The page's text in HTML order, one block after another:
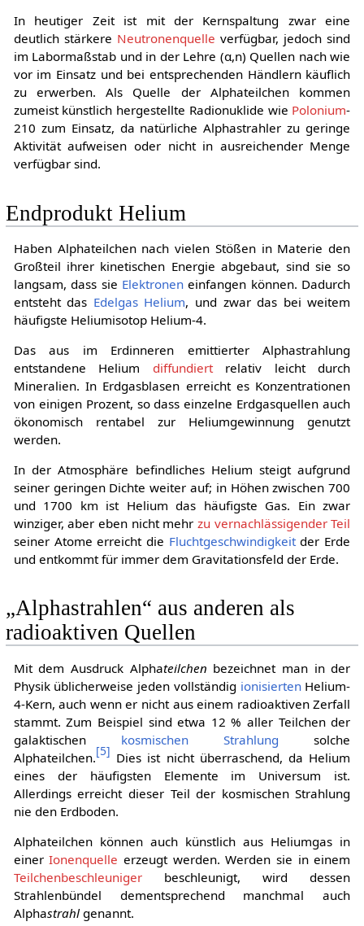
In heutiger Zeit ist mit der Kernspaltung zwar eine
deutlich stärkere Neutronenquelle verfügbar, jedoch sind
im Labormaßstab und in der Lehre (α,n) Quellen nach wie
vor im Einsatz und bei entsprechenden Händlern käuflich
zu erwerben. Als Quelle der Alphateilchen kommen
zumeist künstlich hergestellte Radionuklide wie Polonium-
210 zum Einsatz, da natürliche Alphastrahler zu geringe
Aktivität aufweisen oder nicht in ausreichender Menge
verfügbar sind.
Endprodukt Helium
Haben Alphateilchen nach vielen Stößen in Materie den
Großteil ihrer kinetischen Energie abgebaut, sind sie so
langsam, dass sie Elektronen einfangen können. Dadurch
entsteht das Edelgas Helium, und zwar das bei weitem
häufigste Heliumisotop Helium-4.
Das aus im Erdinneren emittierter Alphastrahlung
entstandene Helium diffundiertrelativ leicht durch
Mineralien. In Erdgasblasen erreicht es Konzentrationen
von einigen Prozent, so dass einzelne Erdgasquellen auch
ökonomisch rentabel zur Heliumgewinnung genutzt
werden.
In der Atmosphäre befindliches Helium steigt aufgrund
seiner geringen Dichte weiter auf; in Höhen zwischen 700
und 1700 km ist Helium das häufigste Gas. Ein zwar
winziger, aber eben nicht mehr zu vernachlässigender Teil
seiner Atome erreicht die Fluchtgeschwindigkeitder Erde
und entkommt für immer dem Gravitationsfeld der Erde.
„Alphastrahlen“ aus anderen als
radioaktiven Quellen
Mit dem Ausdruck Alphateilchen bezeichnet man in der
Physik üblicherweise jeden vollständig ionisiertenHelium-
4-Kern, auch wenn er nicht aus einem radioaktiven Zerfall
stammt. Zum Beispiel sind etwa 12 % aller Teilchen der
galaktischen kosmischen Strahlung solche
Alphateilchen.[5] Dies ist nicht überraschend, da Helium
eines der häufigsten Elemente im Universum ist.
Allerdings erreicht dieser Teil der kosmischen Strahlung
nie den Erdboden.
Alphateilchen können auch künstlich aus Heliumgas in
einerIonenquelle erzeugt werden. Werden sie in einem
Teilchenbeschleunigerbeschleunigt, wird dessen
Strahlenbündel dementsprechend manchmal auch
Alphastrahlgenannt.